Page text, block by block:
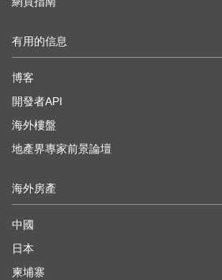
有用的信息
博客
開發者API
海外樓盤
地產界專家前景論壇
海外房產
中國
日本
柬埔寨